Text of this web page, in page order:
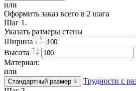
или
Оформить заказ всего в 2 шага
Шаг 1.
Указать размеры стены
Ширина
Высота
Материал:
или
Стандартный размер
Трудности с